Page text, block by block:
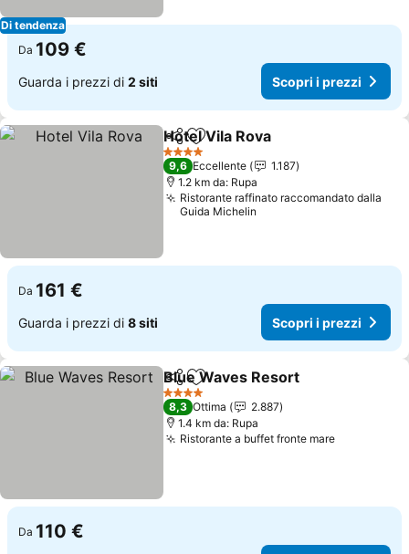
Di tendenza
Da 109 €
Guarda i prezzi di 2 siti Scopri i prezzi
CondividiAggiungi ai preferiti
Hotel Vila Rova
4 Stelle
9,6 Eccellente
1.187
1.2 km da: Rupa
Ristorante raffinato raccomandato dalla
Guida Michelin
Da 161 €
Guarda i prezzi di 8 siti Scopri i prezzi
CondividiAggiungi ai preferiti
Blue Waves Resort
4 Stelle
8,3 Ottima
2.887
1.4 km da: Rupa
Ristorante a buffet fronte mare
Da 110 €